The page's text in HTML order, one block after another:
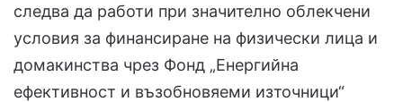
следва да работи при значително облекчени
условия за финансиране на физически лица и
домакинства чрез Фонд „Енергийна
ефективност и възобновяеми източници“